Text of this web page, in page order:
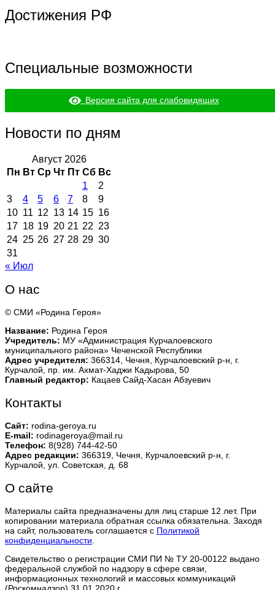
Достижения РФ
Специальные возможности
Версия сайта для слабовидящих
Новости по дням
Август 2026
Пн Вт Ср Чт Пт Сб Вс
1
2
3
4 5 6 7 8
9
10 11 12 13 14 15 16
17 18 19 20 21 22 23
24 25 26 27 28 29 30
31
« Июл
О нас
© СМИ «Родина Героя»
Название: Родина Героя
Учредитель: МУ «Администрация Курчалоевского
муниципального района» Чеченской Республики
Адрес учредителя: 366314, Чечня, Курчалоевский р-н, г.
Курчалой, пр. им. Ахмат-Хаджи Кадырова, 50
Главный редактор: Кацаев Сайд-Хасан Абзуевич
Контакты
Сайт: rodina-geroya.ru
E-mail: rodinageroya@mail.ru
Телефон: 8(928) 744-42-50
Адрес редакции: 366319, Чечня, Курчалоевский р-н, г.
Курчалой, ул. Советская, д. 68
О сайте
Материалы сайта предназначены для лиц старше 12 лет. При
копировании материала обратная ссылка обязательна. Заходя
на сайт, пользователь соглашается с Политикой
конфиденциальности